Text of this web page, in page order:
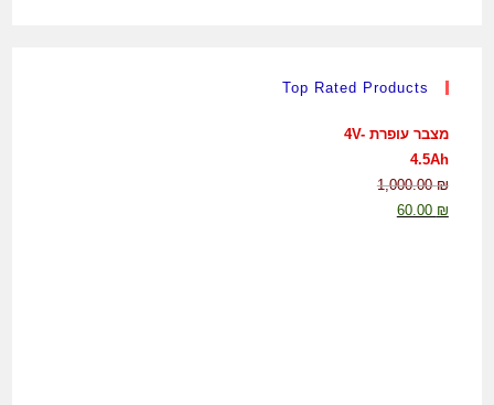
Top Rated Products
מצבר עופרת 4V-
4.5Ah
1,000.00₪
60.00 ₪